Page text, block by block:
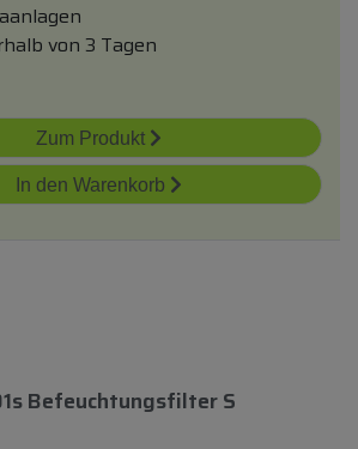
von 3 Tagen
Zum Produkt
In den Warenkorb
Befeuchtungsfilter S